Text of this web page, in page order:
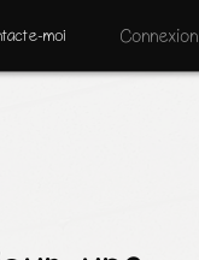
moi Connexion